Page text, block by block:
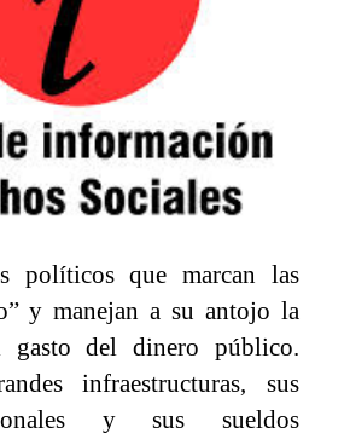
políticos que marcan las
y manejan a su antojo la
gasto del dinero público.
infraestructuras, sus
y sus sueldos